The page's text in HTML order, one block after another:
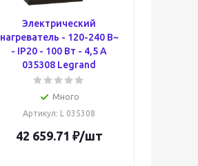
Электрический
нагреватель - 120-240 В~
- IP20 - 100 Вт - 4,5 А
035308 Legrand
Много
Артикул: L 035308
42 659.71 ₽/шт